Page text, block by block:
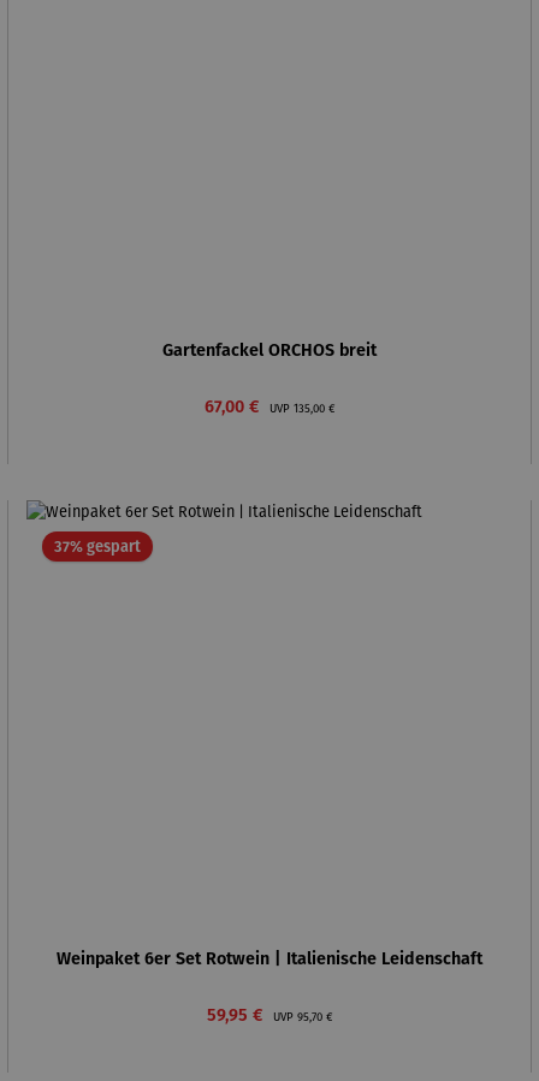
Gartenfackel ORCHOS breit
Verkaufspreis:
67,00 € UVP Regulärer Preis:
135,00 €
37% gespartRabatt
Weinpaket 6er Set Rotwein | Italienische Leidenschaft
Verkaufspreis:
59,95 € UVP Regulärer Preis:
95,70 €